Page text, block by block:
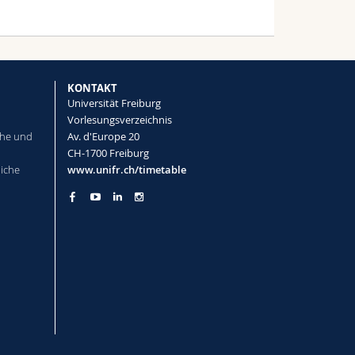
und
KONTAKT
Universität Freiburg
Vorlesungsverzeichnis
Av. d'Europe 20
CH-1700 Freiburg
www.unifr.ch/timetable